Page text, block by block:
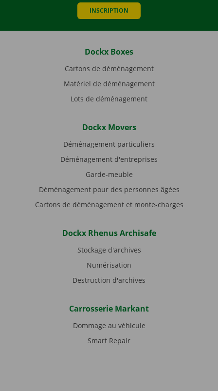
INSCRIPTION
Dockx Boxes
Cartons de déménagement
Matériel de déménagement
Lots de déménagement
Dockx Movers
Déménagement particuliers
Déménagement d'entreprises
Garde-meuble
Déménagement pour des personnes âgées
Cartons de déménagement et monte-charges
Dockx Rhenus Archisafe
Stockage d'archives
Numérisation
Destruction d'archives
Carrosserie Markant
Dommage au véhicule
Smart Repair